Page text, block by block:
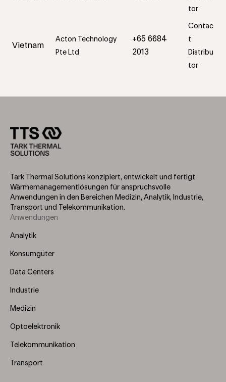
tor
Vietnam
Acton Technology
Pte Ltd
+65 6684
2013
Contac
t
Distribu
tor
Tark Thermal Solutions konzipiert, entwickelt und fertigt
Wärmemanagementlösungen für anspruchsvolle
Anwendungen in den Bereichen Medizin, Analytik, Industrie,
Transport und Telekommunikation.
Footer
Menu
Anwendungen
Analytik
Konsumgüter
Data Centers
Industrie
Medizin
Optoelektronik
Telekommunikation
Transport